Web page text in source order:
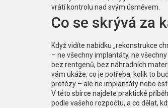
vrátí kontrolu nad svým úsměvem.
Co se skrývá za
Když vidíte nabídku „rekonstrukce
– ne všechny implantáty, ne
bez rentgenů, bez náhradních
vám ukáže, co je potřeba, kolik to
protézy – ale ne implantáty nebo
V této sbírce najdete praktické
podle vašeho rozpočtu, a co dělat,